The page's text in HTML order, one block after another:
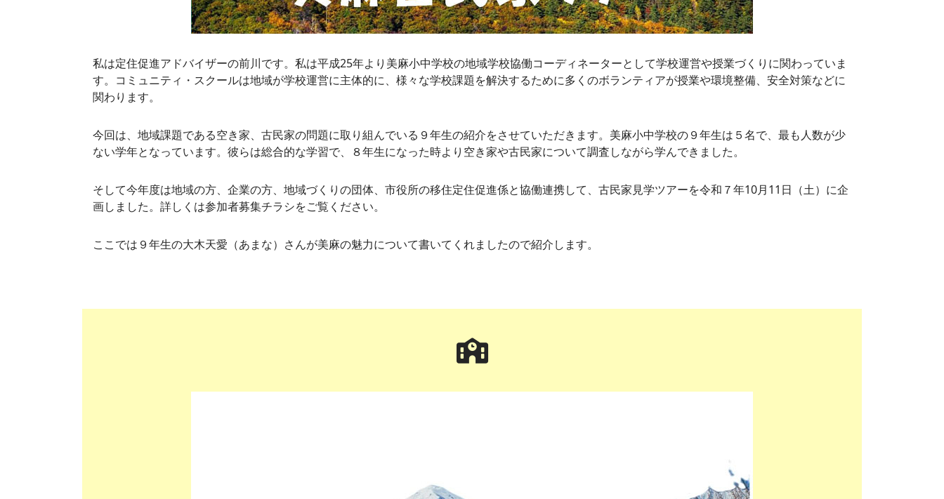
私は定住促進アドバイザーの前川です。私は平成25年より美麻小中学校の地域学校協働コーディネーターとして学校運営や授業づくりに関わっていま
す。コミュニティ・スクールは地域が学校運営に主体的に、様々な学校課題を解決するために多くのボランティアが授業や環境整備、安全対策などに
関わります。
今回は、地域課題である空き家、古民家の問題に取り組んでいる９年生の紹介をさせていただきます。美麻小中学校の９年生は５名で、最も人数が少
ない学年となっています。彼らは総合的な学習で、８年生になった時より空き家や古民家について調査しながら学んできました。
そして今年度は地域の方、企業の方、地域づくりの団体、市役所の移住定住促進係と協働連携して、古民家見学ツアーを令和７年10月11日（土）に企
画しました。詳しくは参加者募集チラシをご覧ください。
ここでは９年生の大木天愛（あまな）さんが美麻の魅力について書いてくれましたので紹介します。